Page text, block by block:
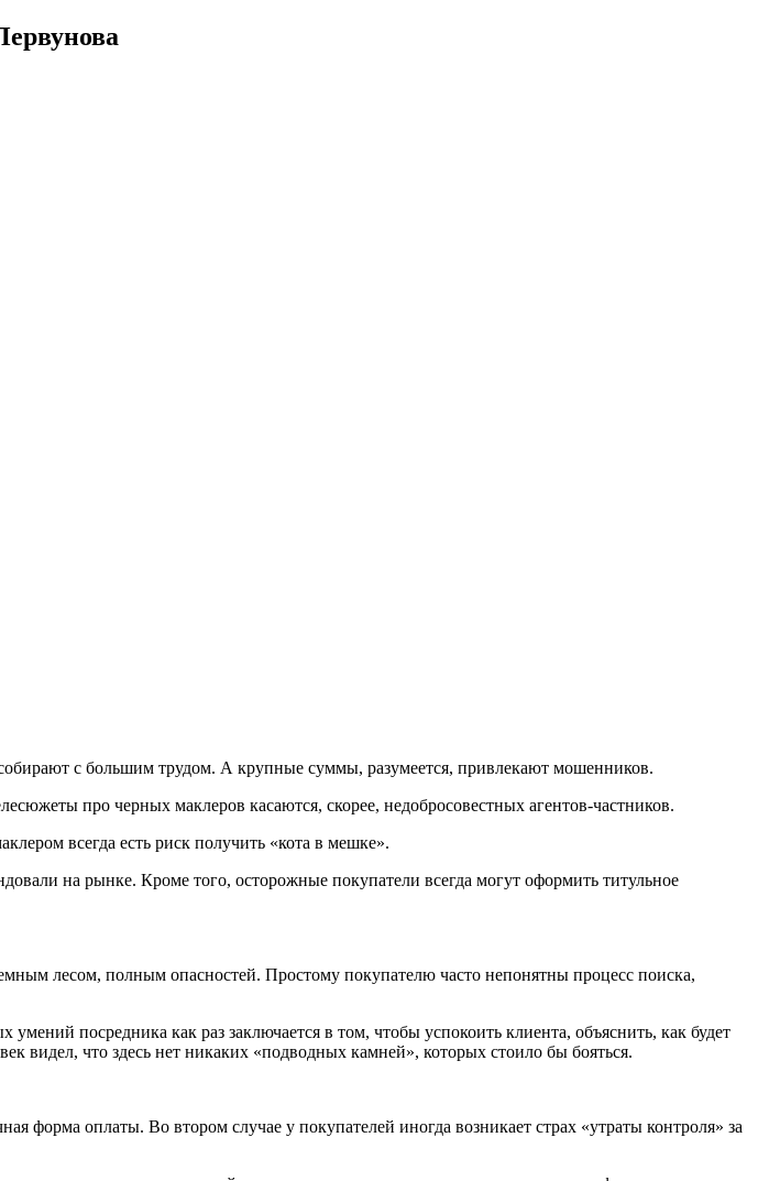
с большим трудом. А крупные суммы, разумеется, привлекают мошенников.
про черных маклеров касаются, скорее, недобросовестных агентов-частников.
всегда есть риск получить «кота в мешке».
на рынке. Кроме того, осторожные покупатели всегда могут оформить титульное
лесом, полным опасностей. Простому покупателю часто непонятны процесс поиска,
посредника как раз заключается в том, чтобы успокоить клиента, объяснить, как будет
видел, что здесь нет никаких «подводных камней», которых стоило бы бояться.
форма оплаты. Во втором случае у покупателей иногда возникает страх «утраты контроля» за